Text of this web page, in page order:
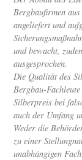
Bergbaufirmen
angeliefert und
und bewacht,
ausgesprochen.
Die Qualität des
Bergbau-
Silberpreis bei
auch der Umfang
Weder die
zu einer
unabhängigen